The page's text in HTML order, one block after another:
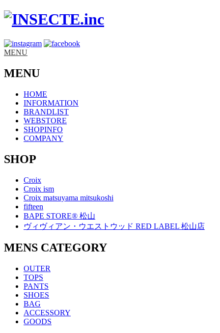
MENU
MENU
HOME
INFORMATION
BRANDLIST
WEBSTORE
SHOPINFO
COMPANY
SHOP
Croix
Croix ism
Croix matsuyama mitsukoshi
fifteen
BAPE STORE® 松山
ヴィヴィアン・ウエストウッド RED LABEL 松山店
MENS CATEGORY
OUTER
TOPS
PANTS
SHOES
BAG
ACCESSORY
GOODS